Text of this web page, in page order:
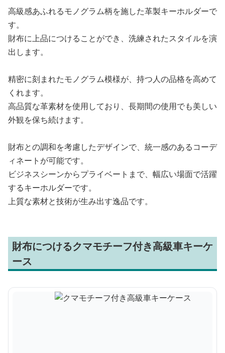
高級感あふれるモノグラム柄を施した革製キーホルダーで
す。
財布に上品につけることができ、洗練されたスタイルを演
出します。
精密に刻まれたモノグラム模様が、持つ人の品格を高めて
くれます。
高品質な革素材を使用しており、長期間の使用でも美しい
外観を保ち続けます。
財布との調和を考慮したデザインで、統一感のあるコーデ
ィネートが可能です。
ビジネスシーンからプライベートまで、幅広い場面で活躍
するキーホルダーです。
上質な素材と技術が生み出す逸品です。
財布につけるクマモチーフ付き高級車キーケ
ース